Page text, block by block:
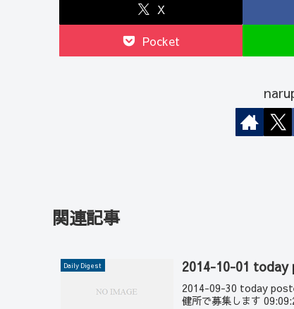
X
Pocket
関連記事
Daily Digest 2014-10-01
2014-09-30 today
健所で募集します